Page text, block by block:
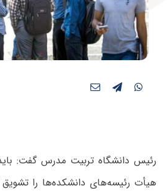
رئیس دانشگاه تربیت مدرس گفت:
هیأت رئیسه‌های دانشکده‌ها را